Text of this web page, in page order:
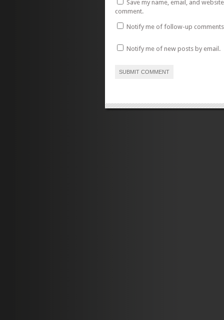
Save my name, email, and
comment.
Notify me of follow-up
Notify me of new posts by email.